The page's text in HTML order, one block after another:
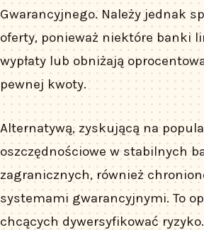
Gwarancyjnego. Należy jednak
oferty, ponieważ niektóre banki
wypłaty lub obniżają
pewnej kwoty.
Alternatywą, zyskującą na
oszczędnościowe w stabilnych
zagranicznych, również
systemami gwarancyjnymi. To
chcących dywersyfikować